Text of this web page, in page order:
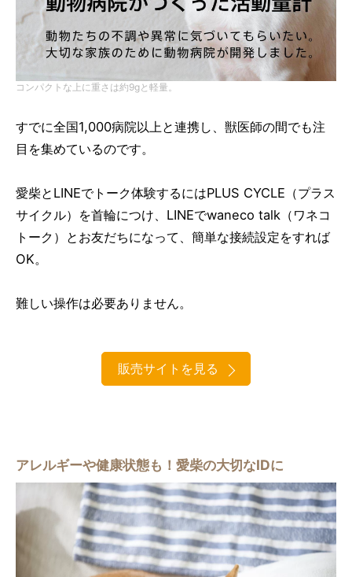
コンパクトな上に重さは約9gと軽量。
すでに全国1,000病院以上と連携し、獣医師の間でも注
目を集めているのです。
愛柴とLINEでトーク体験するにはPLUS CYCLE（プラス
サイクル）を首輪につけ、LINEでwaneco talk（ワネコ
トーク）とお友だちになって、簡単な接続設定をすれば
OK。
難しい操作は必要ありません。
販売サイトを見る
アレルギーや健康状態も！愛柴の大切なIDに